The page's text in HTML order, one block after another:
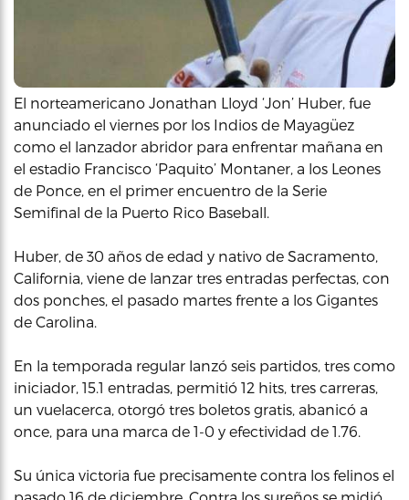
El norteamericano Jonathan Lloyd ‘Jon’ Huber, fue
anunciado el viernes por los Indios de Mayagüez
como el lanzador abridor para enfrentar mañana en
el estadio Francisco ‘Paquito’ Montaner, a los Leones
de Ponce, en el primer encuentro de la Serie
Semifinal de la Puerto Rico Baseball.
Huber, de 30 años de edad y nativo de Sacramento,
California, viene de lanzar tres entradas perfectas, con
dos ponches, el pasado martes frente a los Gigantes
de Carolina.
En la temporada regular lanzó seis partidos, tres como
iniciador, 15.1 entradas, permitió 12 hits, tres carreras,
un vuelacerca, otorgó tres boletos gratis, abanicó a
once, para una marca de 1-0 y efectividad de 1.76.
Su única victoria fue precisamente contra los felinos el